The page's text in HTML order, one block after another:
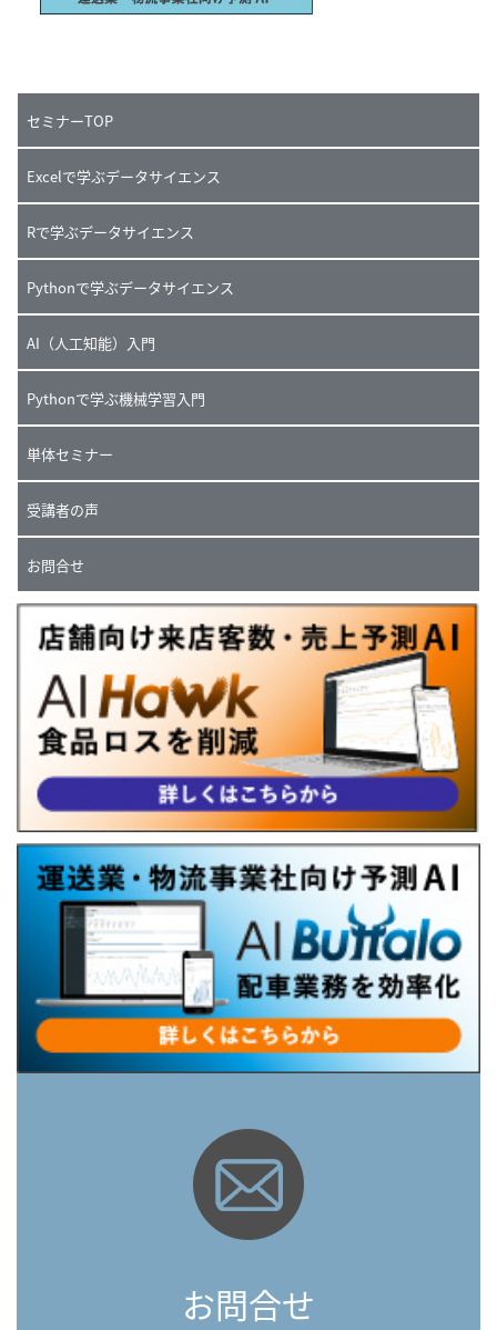
セミナーTOP
Excelで学ぶデータサイエンス
Rで学ぶデータサイエンス
Pythonで学ぶデータサイエンス
AI（人工知能）入門
Pythonで学ぶ機械学習入門
単体セミナー
受講者の声
お問合せ
お問合せ